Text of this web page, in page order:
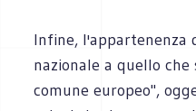
Infine,
nazionale a quello
comune europeo",